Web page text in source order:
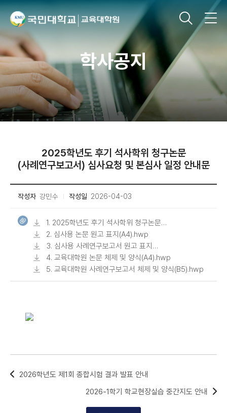
학사공지
2025학년도 후기 석사학위 청구논문
(사례연구보고서) 심사요청 및 본심사 일정 안내문
작성자 강민수 작성일 2026-04-03
1. 2025학년도 후기 석사학위 청구논문
(사례연구보고서) 심사요청과 본심사 계획(안)
및 안내.hwp
2. 심사용 논문 원고 표지(A4).hwp
3. 심사용 사례연구보고서 원고 표지
(B5).hwp
4. 교육대학원 논문 체제 및 양식(A4).hwp
5. 교육대학원 사례연구보고서 체제 및 양식(B5).hwp
2026학년도 제1회 종합시험 결과 발표 안내
2026-1학기 학교현장실습 중간지도 안내